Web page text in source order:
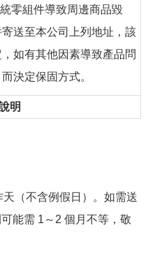
零組件導致周邊商品毀
送至本公司上列地址，該
如有其他因素導致產品問
決定保固方式。
明
（不含例假日）。如需送
能需 1～2 個月不等，敬